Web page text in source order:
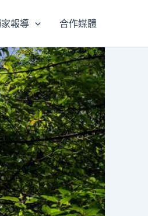
報導 合作媒體